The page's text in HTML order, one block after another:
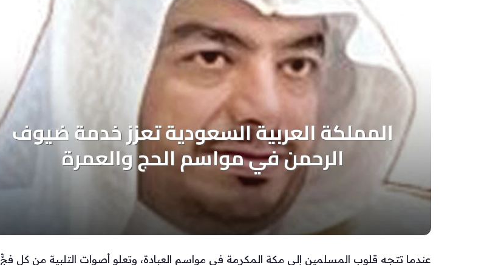
عندما تتجه قلوب المسلمين إلى مكة المكرمة في مواسم العبادة، وتعلو أصوات التلبية من كل فجٍّ